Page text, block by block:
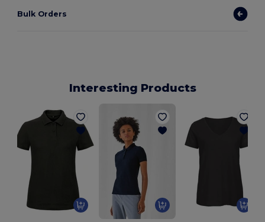
Bulk Orders
Interesting Products